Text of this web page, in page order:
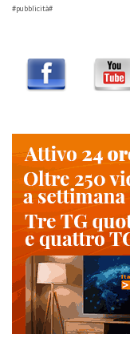
#pubblicità#